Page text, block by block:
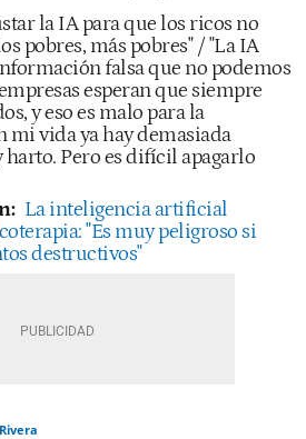
la IA para que los ricos no
pobres, más pobres" / "La IA
falsa que no podemos
esperan que siempre
y eso es malo para la
mi vida ya hay demasiada
harto. Pero es difícil apagarlo
La inteligencia artificial
"Es muy peligroso si
destructivos"